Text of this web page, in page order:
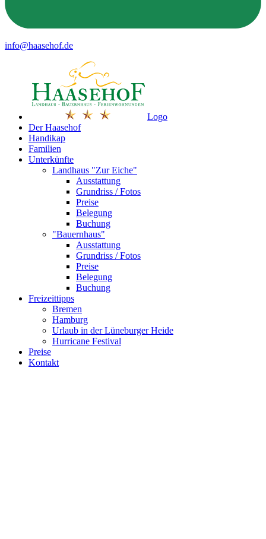
info@haasehof.de
Logo
Der Haasehof
Handikap
Familien
Unterkünfte
Landhaus "Zur Eiche"
Ausstattung
Grundriss / Fotos
Preise
Belegung
Buchung
"Bauernhaus"
Ausstattung
Grundriss / Fotos
Preise
Belegung
Buchung
Freizeittipps
Bremen
Hamburg
Urlaub in der Lüneburger Heide
Hurricane Festival
Preise
Kontakt